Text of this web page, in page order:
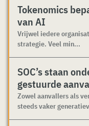
Tokenomics
van AI
Vrijwel iedere
strategie. Veel min...
SOC’s staan
gestuurde
Zowel aanvallers als
steeds vaker